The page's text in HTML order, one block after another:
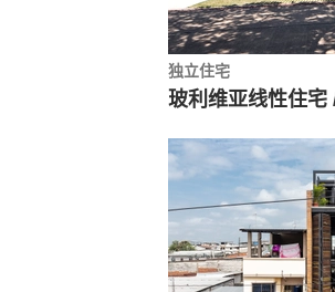
独立住宅
玻利维亚线性住